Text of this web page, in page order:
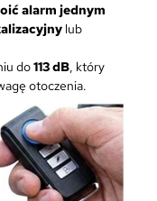
alarm jednym
lub
do113 dB, który
otoczenia.